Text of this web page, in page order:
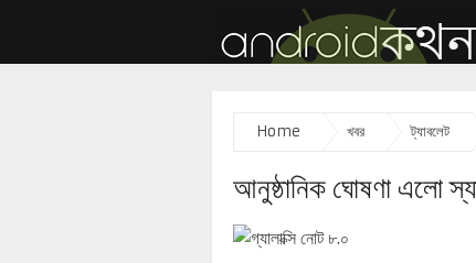
Home খবর ট্যাবলেট
আনুষ্ঠানিক ঘোষণা এলো